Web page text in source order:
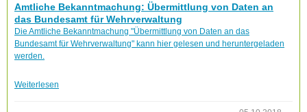
Amtliche Bekanntmachung: Übermittlung von Daten an
das Bundesamt für Wehrverwaltung
Die Amtliche Bekanntmachung "Übermittlung von Daten an das
Bundesamt für Wehrverwaltung" kann hier gelesen und heruntergeladen
werden.
Weiterlesen